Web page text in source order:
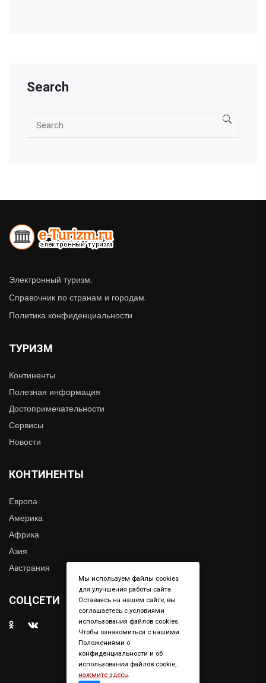
Search
Электронный туризм.
Справочник по странам и городам.
Политика конфиденциальности
ТУРИЗМ
Континенты
Полезная информация
Достопримечательности
Сервисы
Новости
КОНТИНЕНТЫ
Европа
Америка
Африка
Азия
Австрания
СОЦСЕТИ
Мы используем файлы cookies
для улучшения работы сайта.
Оставаясь на нашем сайте, вы
соглашаетесь с условиями
использования файлов cookies.
Чтобы ознакомиться с нашими
Положениями о
конфиденциальности и об
использовании файлов cookie,
нажмите здесь.